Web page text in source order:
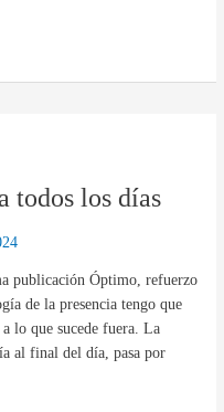
todos los días
publicación Óptimo, refuerzo
de la presencia tengo que
lo que sucede fuera. La
al final del día, pasa por